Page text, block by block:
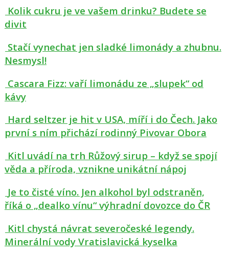
Kolik cukru je ve vašem drinku? Budete se
divit
Stačí vynechat jen sladké limonády a zhubnu.
Nesmysl!
Cascara Fizz: vaří limonádu ze „slupek“ od
kávy
Hard seltzer je hit v USA, míří i do Čech. Jako
první s ním přichází rodinný Pivovar Obora
Kitl uvádí na trh Růžový sirup – když se spojí
věda a příroda, vznikne unikátní nápoj
Je to čisté víno. Jen alkohol byl odstraněn,
říká o „dealko vínu“ výhradní dovozce do ČR
Kitl chystá návrat severočeské legendy.
Minerální vody Vratislavická kyselka